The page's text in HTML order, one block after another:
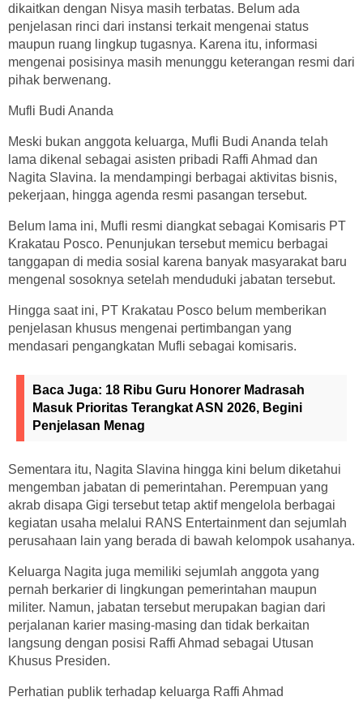
dikaitkan dengan Nisya masih terbatas. Belum ada
penjelasan rinci dari instansi terkait mengenai status
maupun ruang lingkup tugasnya. Karena itu, informasi
mengenai posisinya masih menunggu keterangan resmi dari
pihak berwenang.
Mufli Budi Ananda
Meski bukan anggota keluarga, Mufli Budi Ananda telah
lama dikenal sebagai asisten pribadi Raffi Ahmad dan
Nagita Slavina. Ia mendampingi berbagai aktivitas bisnis,
pekerjaan, hingga agenda resmi pasangan tersebut.
Belum lama ini, Mufli resmi diangkat sebagai Komisaris PT
Krakatau Posco. Penunjukan tersebut memicu berbagai
tanggapan di media sosial karena banyak masyarakat baru
mengenal sosoknya setelah menduduki jabatan tersebut.
Hingga saat ini, PT Krakatau Posco belum memberikan
penjelasan khusus mengenai pertimbangan yang
mendasari pengangkatan Mufli sebagai komisaris.
Baca Juga: 18 Ribu Guru Honorer Madrasah
Masuk Prioritas Terangkat ASN 2026, Begini
Penjelasan Menag
Sementara itu, Nagita Slavina hingga kini belum diketahui
mengemban jabatan di pemerintahan. Perempuan yang
akrab disapa Gigi tersebut tetap aktif mengelola berbagai
kegiatan usaha melalui RANS Entertainment dan sejumlah
perusahaan lain yang berada di bawah kelompok usahanya.
Keluarga Nagita juga memiliki sejumlah anggota yang
pernah berkarier di lingkungan pemerintahan maupun
militer. Namun, jabatan tersebut merupakan bagian dari
perjalanan karier masing-masing dan tidak berkaitan
langsung dengan posisi Raffi Ahmad sebagai Utusan
Khusus Presiden.
Perhatian publik terhadap keluarga Raffi Ahmad